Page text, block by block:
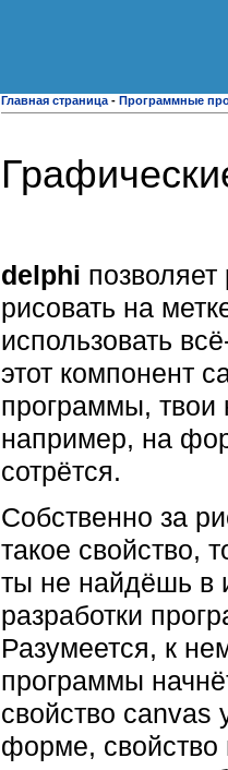
Главная страница - Программные
delphi
рисовать на
использовать
этот компонент
программы, твои
например, на
сотрётся.
Собственно за
такое свойство,
ты не найдёшь в
разработки
Разумеется, к
программы
свойство
форме, свойство